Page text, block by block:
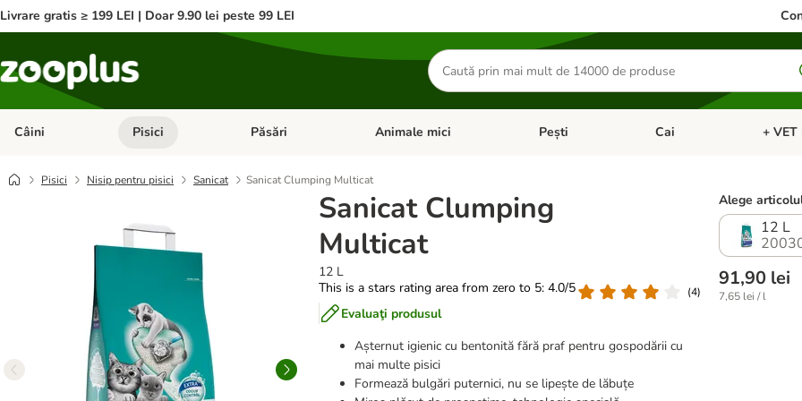
Livrare gratis ≥ 199 LEI | Doar 9.90 lei peste 99 LEI
Căutare
produse
Câini Deschideți meniul cu categorii: Câini
Pisici Deschideți meniul cu categorii: Pisici
Păsări Deschideți meniul cu categorii: Păsări
Animale mici Deschideți meniul cu categorii: Animale mici
Pești Deschideți meniul cu
Cai +
Pisici Nisip pentru pisici Sanicat Sanicat Clumping Multicat
Sanicat Clumping
Multicat
12 L
This is a stars rating area from zero to 5: 4.0/5
(4)
Evaluaţi produsul
Așternut igienic cu bentonită fără praf pentru gospodării cu
mai multe pisici
Formează bulgări puternici, nu se lipește de lăbuțe
Alege
12 L
91,90 lei
7,65 lei / l